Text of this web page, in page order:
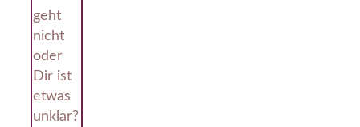
geht
nicht
oder
Dir ist
etwas
unklar?